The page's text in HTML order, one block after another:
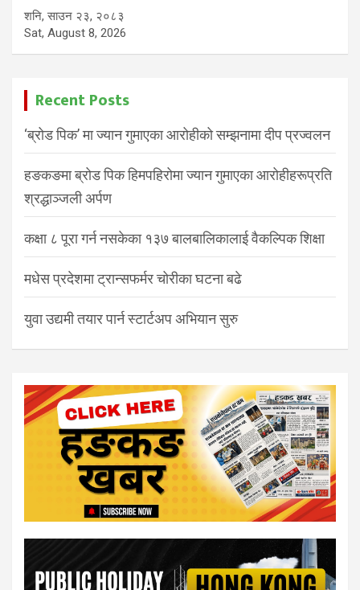
शनि, साउन २३, २०८३
Sat, August 8, 2026
Recent Posts
‘ब्रोड पिक’ मा ज्यान गुमाएका आरोहीको सम्झनामा दीप प्रज्वलन
हङकङमा ब्रोड पिक हिमपहिरोमा ज्यान गुमाएका आरोहीहरूप्रति
श्रद्धाञ्जली अर्पण
कक्षा ८ पूरा गर्न नसकेका १३७ बालबालिकालाई वैकल्पिक शिक्षा
मधेस प्रदेशमा ट्रान्सफर्मर चोरीका घटना बढे
युवा उद्यमी तयार पार्न स्टार्टअप अभियान सुरु